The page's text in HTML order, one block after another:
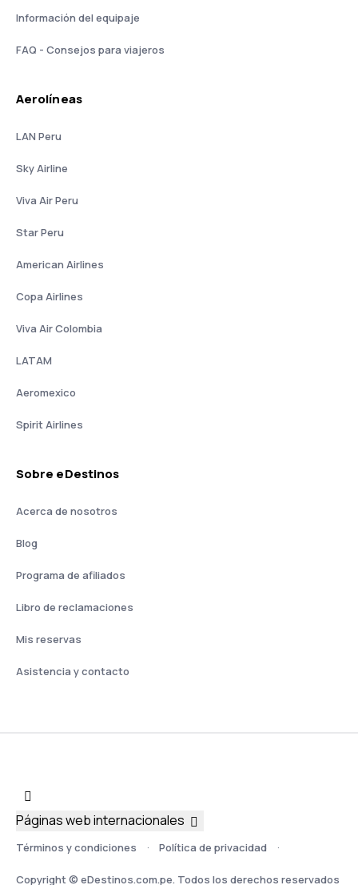
Información del equipaje
FAQ - Consejos para viajeros
Aerolíneas
LAN Peru
Sky Airline
Viva Air Peru
Star Peru
American Airlines
Copa Airlines
Viva Air Colombia
LATAM
Aeromexico
Spirit Airlines
Sobre eDestinos
Acerca de nosotros
Blog
Programa de afiliados
Libro de reclamaciones
Mis reservas
Asistencia y contacto
Términos y condiciones Política de privacidad
Copyright © eDestinos.com.pe. Todos los derechos reservados
Páginas web internacionales